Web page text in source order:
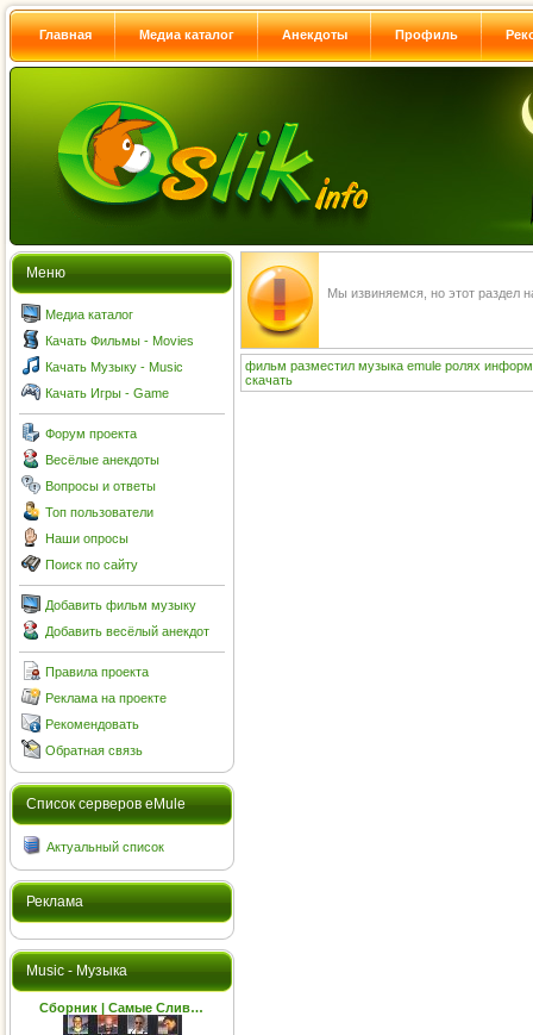
Главная Медиа каталог Анекдоты Профиль
Меню
Медиа каталог
Качать Фильмы - Movies
Качать Музыку - Music
Качать Игры - Game
Форум проекта
Весёлые анекдоты
Вопросы и ответы
Топ пользователи
Наши опросы
Поиск по сайту
Добавить фильм музыку
Добавить весёлый анекдот
Правила проекта
Реклама на проекте
Рекомендовать
Обратная связь
Cписок серверов eMule
Актуальный список
Реклама
Music - Музыка
Сборник | Самые Слив…
Мы извиняемся, но этот раздел
фильм разместил музыка emule ролях
скачать